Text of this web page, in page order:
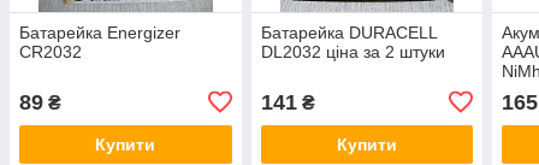
Батарейка Energizer
CR2032
89 ₴
Купити
Батарейка DURACELL
DL2032 ціна за 2 штуки
141₴
Купити
165